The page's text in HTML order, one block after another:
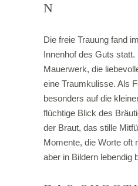
N
Die freie Trauung fand
Innenhof des Guts
Mauerwerk, die
eine Traumkulisse. Als
besonders auf die
flüchtige Blick des
der Braut, das stille
Momente, die Worte oft
aber in Bildern lebendig